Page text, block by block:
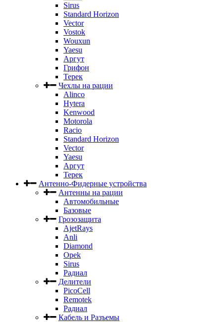
Sirus
Standard Horizon
Vector
Vostok
Wouxun
Yaesu
Аргут
Грифон
Терек
Чехлы на рации
Alinco
Hytera
Kenwood
Motorola
Racio
Standard Horizon
Vector
Yaesu
Аргут
Терек
Антенно-Фидерные устройства
Антенны на рации
Автомобильные
Базовые
Грозозащита
AjetRays
Anli
Diamond
Opek
Sirus
Радиал
Делители
PicoCell
Remotek
Радиал
Кабель и Разъемы